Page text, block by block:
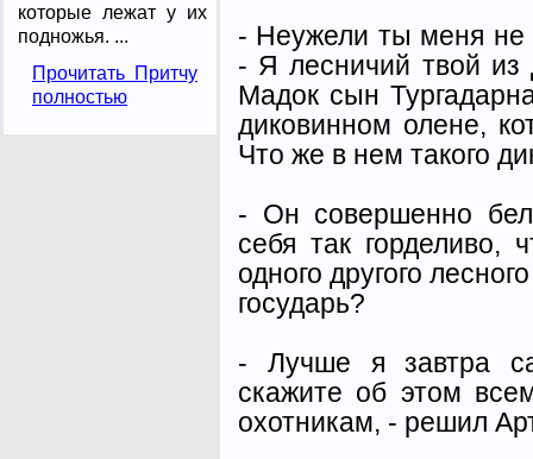
которые лежат у их
подножья. ...
Прочитать Притчу
полностью
- Неужели ты меня не
- Я лесничий твой из
Мадок сын
диковинном олене,
Что же в нем такого
- Он совершенно
себя так горделиво,
одного другого
государь?
- Лучше я завтра
скажите об этом
охотникам, - решил